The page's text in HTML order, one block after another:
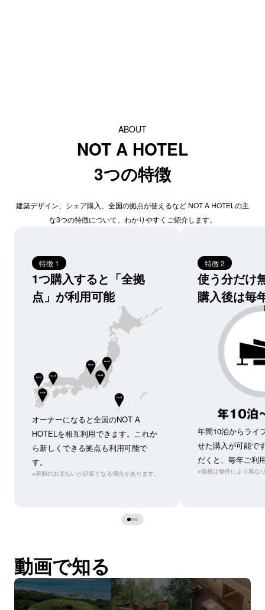
ABOUT
NOT A HOTEL
3つの特徴
建築デザイン、シェア購入、全国の拠点が使えるなど NOT A HOTELの主
な3つの特徴について、わかりやすくご紹介します。
特徴 1
1つ購入すると「全拠
点」が利用可能
オーナーになると全国のNOT A
HOTELを相互利用できます。これか
ら新しくできる拠点も利用可能で
す。
※差額のお支払いが必要となる場合があります。
特徴 2
使う分だけ
購入後は毎
年間10泊からライ
せた購入が可能で
だくと、毎年ご利
※価格は物件により異な
動画で知る